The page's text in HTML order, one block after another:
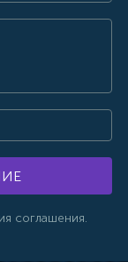
соглашения.